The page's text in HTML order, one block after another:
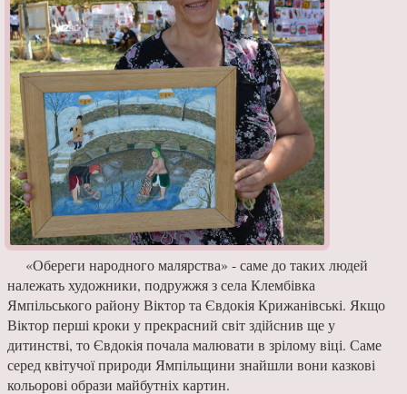
«Обереги народного малярства» - саме до таких людей
належать художники, подружжя з села Клембівка
Ямпільського району Ві­ктор та Євдокія Крижанівські. Якщо
Віктор перші кроки у прекрасний світ здійснив ще у
дитинстві, то Єв­докія почала малювати в зрілому віці. Саме
серед квітучої природи Ямпільщини знайшли вони казкові
кольорові образи майбутніх картин.